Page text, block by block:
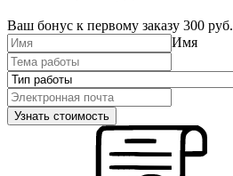
Ваш бонус к первому заказу 300 руб.
Имя